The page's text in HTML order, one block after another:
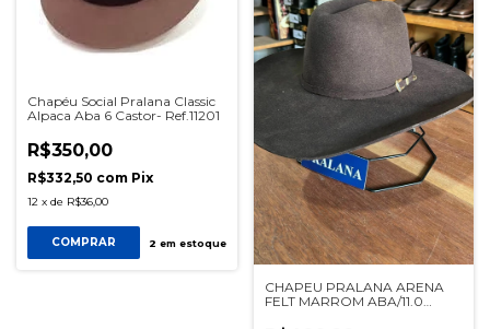
Chapéu Social Pralana Classic
Alpaca Aba 6 Castor- Ref.11201
R$350,00
R$332,50 com Pix
12 x de R$36,00
COMPRAR 2 em estoque
CHAPEU PRALANA ARENA
FELT MARROM ABA/11.0